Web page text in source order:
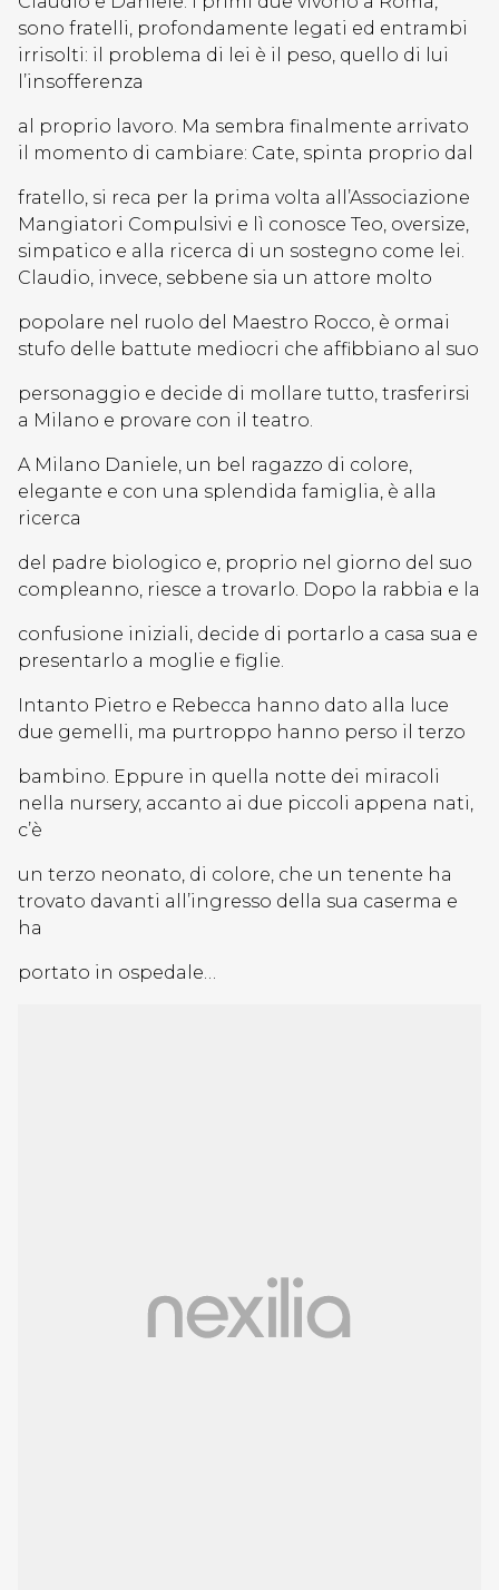
sono fratelli, profondamente legati ed entrambi
irrisolti: il problema di lei è il peso, quello di lui
l’insofferenza
al proprio lavoro. Ma sembra finalmente arrivato
il momento di cambiare: Cate, spinta proprio dal
fratello, si reca per la prima volta all’Associazione
Mangiatori Compulsivi e lì conosce Teo, oversize,
simpatico e alla ricerca di un sostegno come lei.
Claudio, invece, sebbene sia un attore molto
popolare nel ruolo del Maestro Rocco, è ormai
stufo delle battute mediocri che affibbiano al suo
personaggio e decide di mollare tutto, trasferirsi
a Milano e provare con il teatro.
A Milano Daniele, un bel ragazzo di colore,
elegante e con una splendida famiglia, è alla
ricerca
del padre biologico e, proprio nel giorno del suo
compleanno, riesce a trovarlo. Dopo la rabbia e la
confusione iniziali, decide di portarlo a casa sua e
presentarlo a moglie e figlie.
Intanto Pietro e Rebecca hanno dato alla luce
due gemelli, ma purtroppo hanno perso il terzo
bambino. Eppure in quella notte dei miracoli
nella nursery, accanto ai due piccoli appena nati,
c’è
un terzo neonato, di colore, che un tenente ha
trovato davanti all’ingresso della sua caserma e
ha
portato in ospedale…